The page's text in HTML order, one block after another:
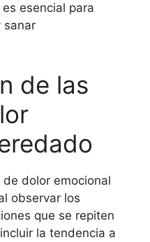
esencial para
sanar
de las
dolor emocional
observar los
que se repiten
la tendencia a